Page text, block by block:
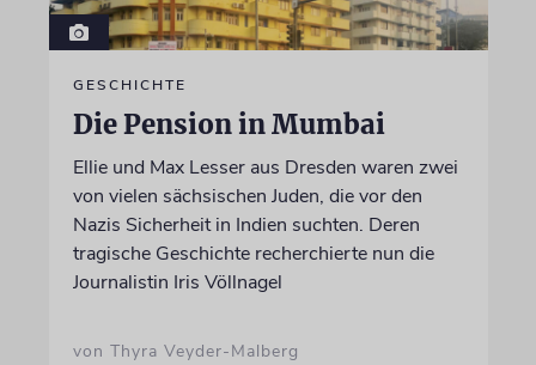
GESCHICHTE
Die Pension in Mumbai
Ellie und Max Lesser aus Dresden waren zwei
von vielen sächsischen Juden, die vor den
Nazis Sicherheit in Indien suchten. Deren
tragische Geschichte recherchierte nun die
Journalistin Iris Völlnagel
von Thyra Veyder-Malberg